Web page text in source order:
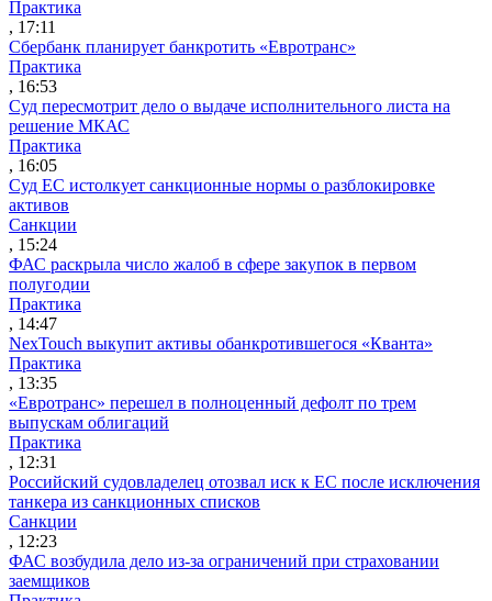
Практика
, 17:11
Сбербанк планирует банкротить «Евротранс»
Практика
, 16:53
Суд пересмотрит дело о выдаче исполнительного листа на
решение МКАС
Практика
, 16:05
Суд ЕС истолкует санкционные нормы о разблокировке
активов
Санкции
, 15:24
ФАС раскрыла число жалоб в сфере закупок в первом
полугодии
Практика
, 14:47
NexTouch выкупит активы обанкротившегося «Кванта»
Практика
, 13:35
«Евротранс» перешел в полноценный дефолт по трем
выпускам облигаций
Практика
, 12:31
Российский судовладелец отозвал иск к ЕС после исключения
танкера из санкционных списков
Санкции
, 12:23
ФАС возбудила дело из-за ограничений при страховании
заемщиков